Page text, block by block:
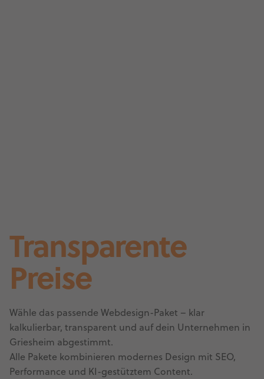
Transparente
Preise
Wähle das passende Webdesign-Paket – klar
kalkulierbar, transparent und auf dein Unternehmen in
Griesheim abgestimmt.
Alle Pakete kombinieren modernes Design mit SEO,
Performance und KI-gestütztem Content.